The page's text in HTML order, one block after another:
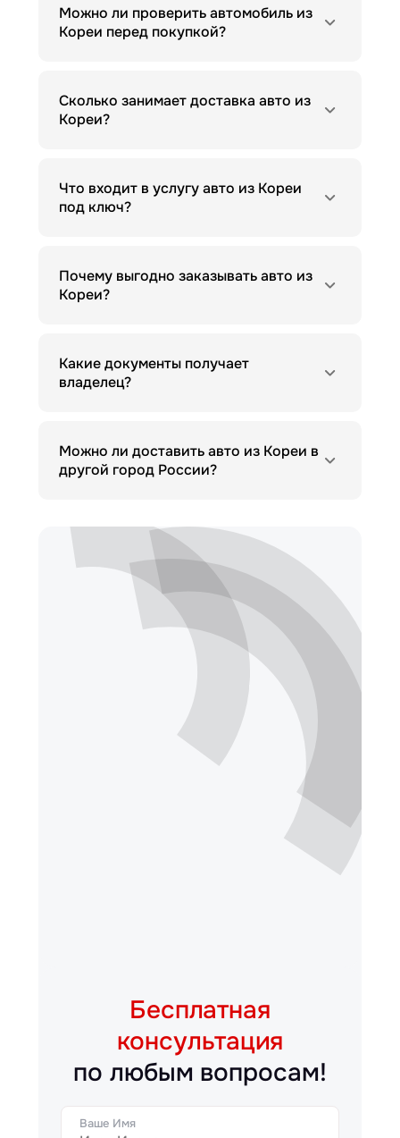
Можно ли проверить автомобиль из
Кореи перед покупкой?
Сколько занимает доставка авто из
Кореи?
Что входит в услугу авто из Кореи
под ключ?
Почему выгодно заказывать авто из
Кореи?
Какие документы получает
владелец?
Можно ли доставить авто из Кореи в
другой город России?
Бесплатная
консультация
по любым вопросам!
Ваше Имя